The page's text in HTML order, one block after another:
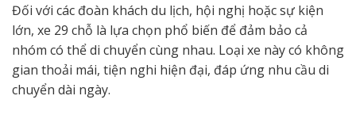
Đối với các đoàn khách du lịch, hội nghị hoặc sự kiện
lớn, xe 29 chỗ là lựa chọn phổ biến để đảm bảo cả
nhóm có thể di chuyển cùng nhau. Loại xe này có không
gian thoải mái, tiện nghi hiện đại, đáp ứng nhu cầu di
chuyển dài ngày.